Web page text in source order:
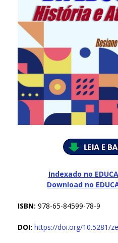
Indexado no
Download no
ISBN: 978-65-84599-78-9
DOI: https://doi.org/10.5281/